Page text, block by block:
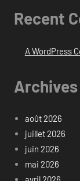
Recent
A WordPress
Archives
août 2026
juillet 2026
juin 2026
mai 2026